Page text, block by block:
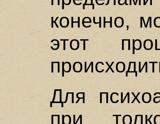
конечно,
этот
Для
при